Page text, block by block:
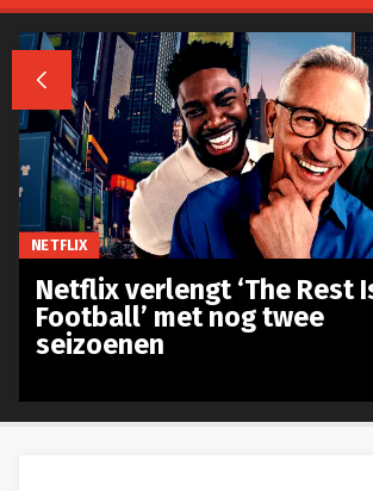

NETFLIX
Netflix verlengt ‘The Rest
Football’ met nog twee
seizoenen